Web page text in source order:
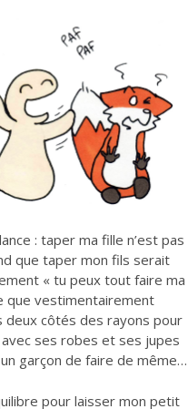
: taper ma fille n’est pas
que taper mon fils serait
« tu peux tout faire ma
que vestimentairement
deux côtés des rayons pour
ses robes et ses jupes
garçon de faire de même…
pour laisser mon petit